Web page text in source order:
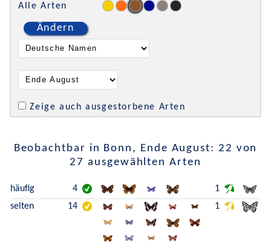
Alle Arten
Ändern
Zeige auch ausgestorbene Arten
Beobachtbar in Bonn, Ende August: 22 von
27 ausgewählten Arten
häufig 4
1
selten
14 1